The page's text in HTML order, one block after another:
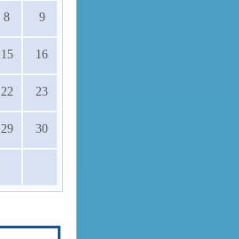
8 9
15 16
22 23
29 30